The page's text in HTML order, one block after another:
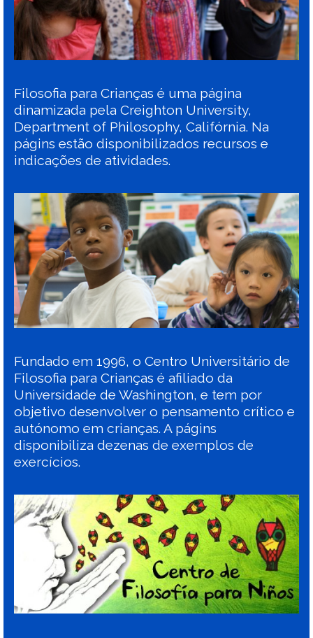
Filosofia para Crianças é uma página
dinamizada pela Creighton University,
Department of Philosophy, Califórnia. Na
págins estão disponibilizados recursos e
indicações de atividades.
Fundado em 1996, o Centro Universitário de
Filosofia para Crianças é afiliado da
Universidade de Washington, e tem por
objetivo desenvolver o pensamento crítico e
autónomo em crianças. A págins
disponibiliza dezenas de exemplos de
exercícios.